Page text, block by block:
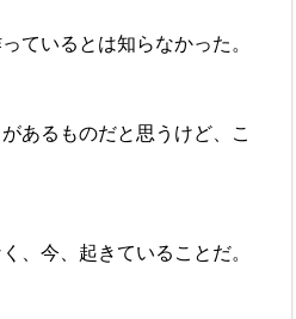
ているとは知らなかった。
あるものだと思うけど、こ
、今、起きていることだ。